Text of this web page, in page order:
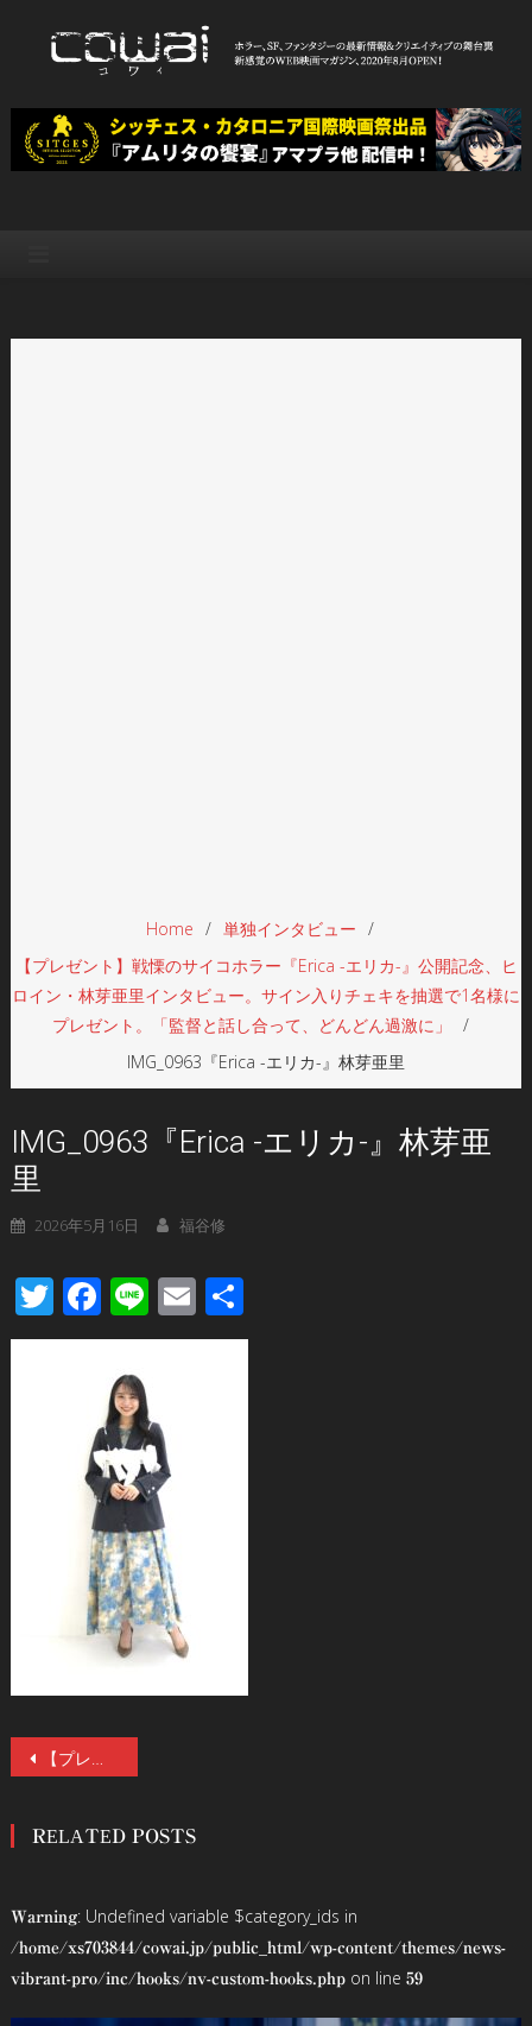
WEB映画マガジン「cowai コ
ワイ」
Home
単独インタビュー
【プレゼント】戦慄のサイコホラー『Erica -エリカ-』公開記念、ヒ
ロイン・林芽亜里インタビュー。サイン入りチェキを抽選で1名様に
プレゼント。「監督と話し合って、どんどん過激に」
IMG_0963『Erica -エリカ-』林芽亜里
IMG_0963『Erica -エリカ-』林芽亜
里
2026年5月16日 福谷修
TwitterFacebook
LineEmail
有
投
ナ
ゲ
ー
【プレゼント】戦慄のサイコホラー『Erica -エリカ-』公開記念、ヒロイン・林芽亜里インタビュー。サイン入りチェキを抽選で1名様にプレゼント。「監督と話し合って、どんどん過激に」
RELATED POSTS
Warning: Undefined variable $category_ids in
/home/xs703844/cowai.jp/public_html/wp-content/themes/news-
vibrant-pro/inc/hooks/nv-custom-hooks.phpon line 59